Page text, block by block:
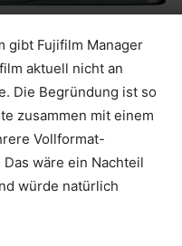
gibt Fujifilm Manager
aktuell nicht an
Die Begründung ist so
zusammen mit einem
Vollformat-
wäre ein Nachteil
würde natürlich